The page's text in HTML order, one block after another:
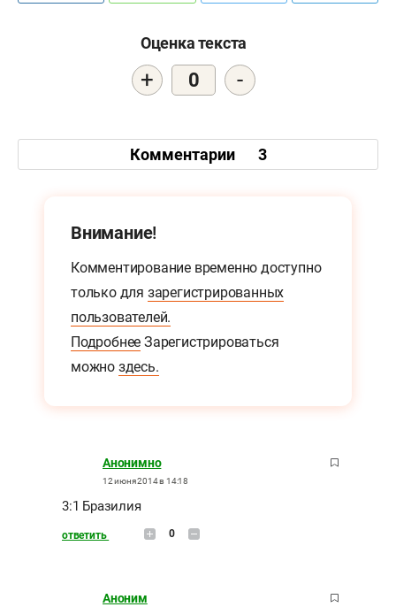
Оценка текста
+ 0 -
Комментарии 3
Внимание!
Комментирование временно доступно
только для зарегистрированных
пользователей.
Подробнее Зарегистрироваться
можно здесь.
Анонимно
12 июня 2014 в 14:18
3:1 Бразилия
ответить 0
Аноним